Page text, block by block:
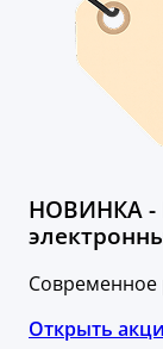
НОВИНКА -
Открыть